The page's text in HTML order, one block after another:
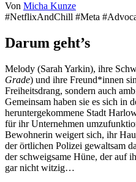
Von Micha Kunze
#NetflixAndChill #Meta
Darum geht’s
Melody (Sarah Yarkin), ihre
Grade) und ihre Freund*innen
Freiheitsdrang, sondern auch
Gemeinsam haben sie es sich in
heruntergekommene Stadt
für ihr Unternehmen
Bewohnerin weigert sich, ihr
der örtlichen Polizei gewaltsam
der schweigsame Hüne, der auf
gar nicht witzig…